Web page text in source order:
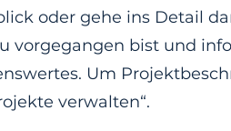
oder gehe ins Detail
vorgegangen bist und
Um
verwalten“.